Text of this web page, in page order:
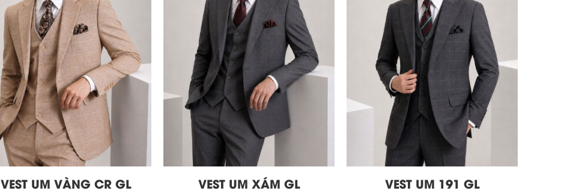
VEST UM VÀNG CR GL VEST UM XÁM GL VEST UM 191 GL